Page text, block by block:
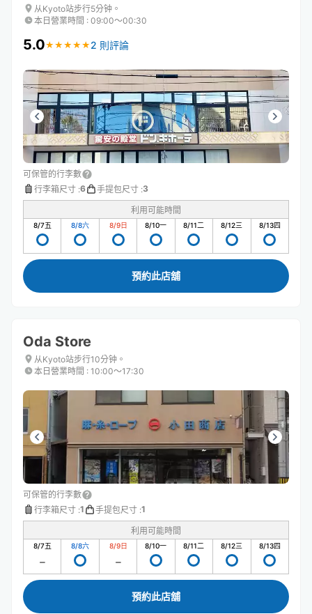
从Kyoto站步行5分钟。
本日營業時間 : 09:00〜00:30
5.0★ ★ ★ ★ ★
★ ★ ★ ★ ★ 2 則評論
可保管的行李數
行李箱尺寸 :6 手提包尺寸 :3
利用可能時間
8/7五 8/8六 8/9日 8/10一 8/11二 8/12三 8/13四
預約此店舖
Oda Store
从Kyoto站步行10分钟。
本日營業時間 : 10:00〜17:30
可保管的行李數
行李箱尺寸 :1 手提包尺寸 :1
利用可能時間
8/7五 8/8六 8/9日 8/10一 8/11二 8/12三 8/13四
預約此店舖